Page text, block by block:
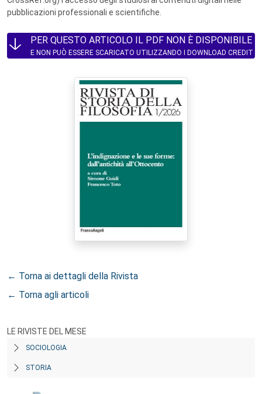
pubblicazioni professionali e scientifiche.
PER QUESTO ARTICOLO IL PDF NON È DISPONIBILE
E NON PUÒ ESSERE SCARICATO UTILIZZANDO I DOWNLOAD CREDIT
← Torna ai dettagli della Rivista
← Torna agli articoli
LE RIVISTE DEL MESE
SOCIOLOGIA
STORIA